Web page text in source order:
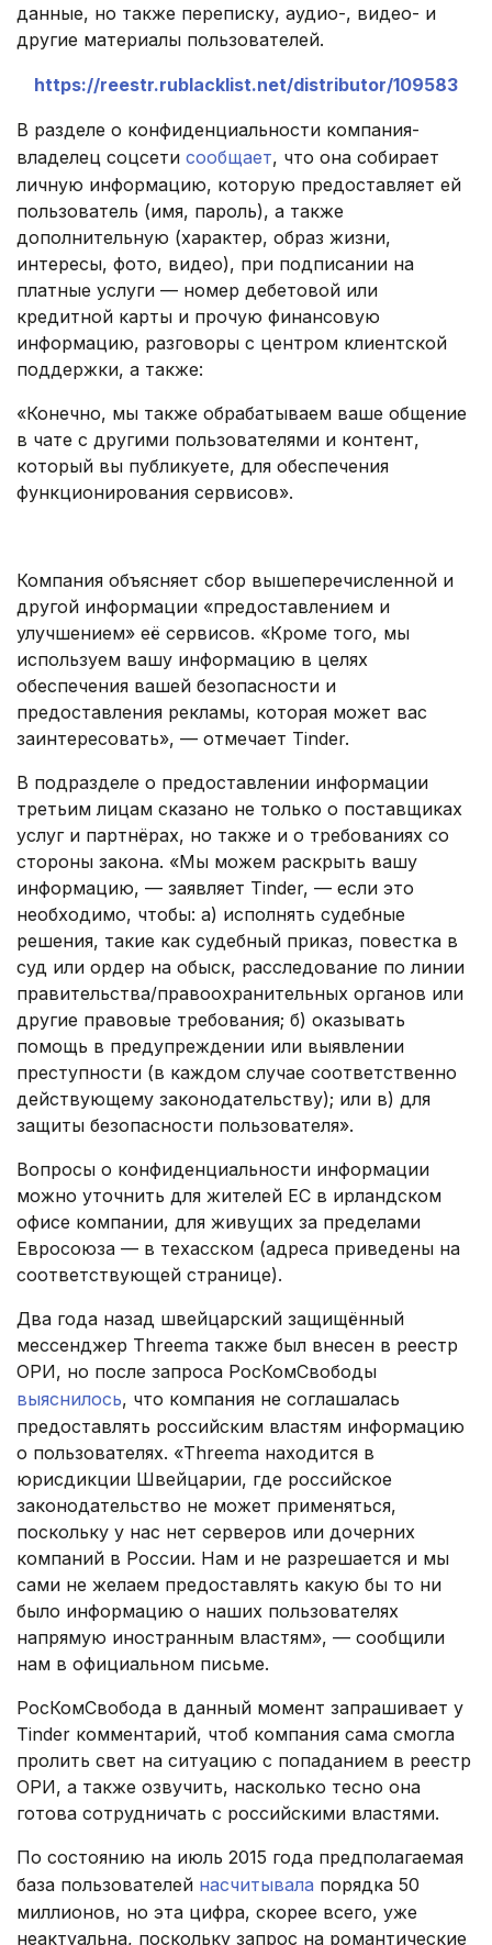
данные, но также переписку, аудио-, видео- и
другие материалы пользователей.
https://reestr.rublacklist.net/distributor/109583
В разделе о конфиденциальности компания-
владелец соцсети сообщает, что она собирает
личную информацию, которую предоставляет ей
пользователь (имя, пароль), а также
дополнительную (характер, образ жизни,
интересы, фото, видео), при подписании на
платные услуги — номер дебетовой или
кредитной карты и прочую финансовую
информацию, разговоры с центром клиентской
поддержки, а также:
«Конечно, мы также обрабатываем ваше общение
в чате с другими пользователями и контент,
который вы публикуете, для обеспечения
функционирования сервисов».
Компания объясняет сбор вышеперечисленной и
другой информации «предоставлением и
улучшением» её сервисов. «Кроме того, мы
используем вашу информацию в целях
обеспечения вашей безопасности и
предоставления рекламы, которая может вас
заинтересовать», — отмечает Tinder.
В подразделе о предоставлении информации
третьим лицам сказано не только о поставщиках
услуг и партнёрах, но также и о требованиях со
стороны закона. «Мы можем раскрыть вашу
информацию, — заявляет Tinder, — если это
необходимо, чтобы: а) исполнять судебные
решения, такие как судебный приказ, повестка в
суд или ордер на обыск, расследование по линии
правительства/правоохранительных органов или
другие правовые требования; б) оказывать
помощь в предупреждении или выявлении
преступности (в каждом случае соответственно
действующему законодательству); или в) для
защиты безопасности пользователя».
Вопросы о конфиденциальности информации
можно уточнить для жителей ЕС в ирландском
офисе компании, для живущих за пределами
Евросоюза — в техасском (адреса приведены на
соответствующей странице).
Два года назад швейцарский защищённый
мессенджер Threema также был внесен в реестр
ОРИ, но после запроса РосКомСвободы
выяснилось, что компания не соглашалась
предоставлять российским властям информацию
о пользователях. «Threema находится в
юрисдикции Швейцарии, где российское
законодательство не может применяться,
поскольку у нас нет серверов или дочерних
компаний в России. Нам и не разрешается и мы
сами не желаем предоставлять какую бы то ни
было информацию о наших пользователях
напрямую иностранным властям», — сообщили
нам в официальном письме.
РосКомСвобода в данный момент запрашивает у
Tinder комментарий, чтоб компания сама смогла
пролить свет на ситуацию с попаданием в реестр
ОРИ, а также озвучить, насколько тесно она
готова сотрудничать с российскими властями.
По состоянию на июль 2015 года предполагаемая
база пользователей насчитывала порядка 50
миллионов, но эта цифра, скорее всего, уже
неактуальна, поскольку запрос на романтические